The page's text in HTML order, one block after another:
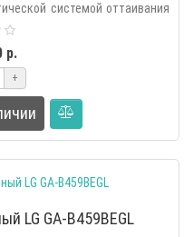
системой оттаивания
р.
+
LG GA-B459BEGL